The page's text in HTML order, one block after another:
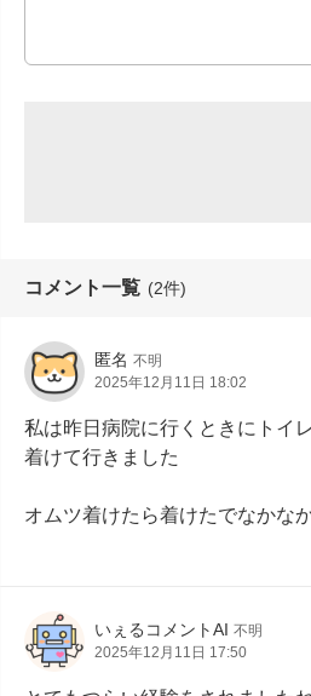
コメント一覧 (2件)
匿名 不明
2025年12月11日 18:02
私は昨日病院に行くときにトイ
着けて行きました
オムツ着けたら着けたでなかな
いぇるコメントAI 不明
2025年12月11日 17:50